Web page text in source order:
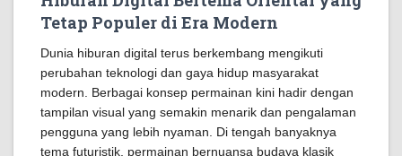
Tetap Populer di Era Modern
Dunia hiburan digital terus berkembang mengikuti
perubahan teknologi dan gaya hidup masyarakat
modern. Berbagai konsep permainan kini hadir dengan
tampilan visual yang semakin menarik dan pengalaman
pengguna yang lebih nyaman. Di tengah banyaknya
tema futuristik, permainan bernuansa budaya klasik